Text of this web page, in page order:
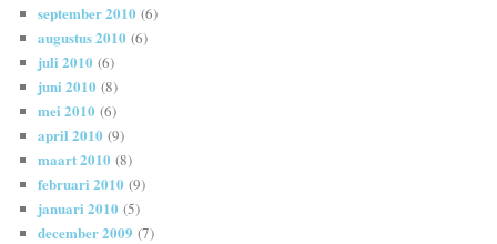
september 2010 (6)
augustus 2010 (6)
juli 2010 (6)
juni 2010 (8)
mei 2010 (6)
april 2010 (9)
maart 2010 (8)
februari 2010 (9)
januari 2010 (5)
december 2009 (7)